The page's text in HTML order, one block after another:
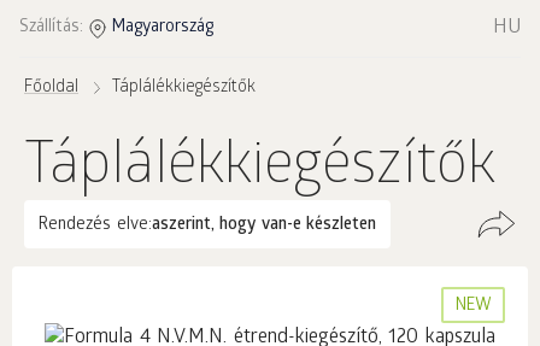
Szállítás: Magyarország HU
Főoldal Táplálékkiegészítők
Táplálékkiegészítők
Rendezés elve:aszerint, hogy van-e készleten
NEW